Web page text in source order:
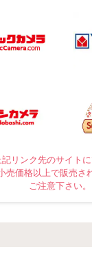
リンク先のサイトに
売価格以上で販売さ
ご注意下さい。